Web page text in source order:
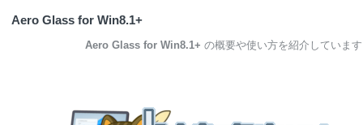
Aero Glass for Win8.1+
Aero Glass for Win8.1+ の概要や使い方を紹介しています